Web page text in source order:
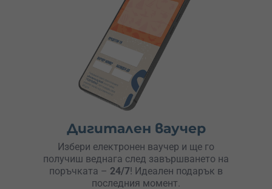
Дигитален ваучер
Избери електронен ваучер и ще го
получиш веднага след завършването на
поръчката – 24/7! Идеален подарък в
последния момент.